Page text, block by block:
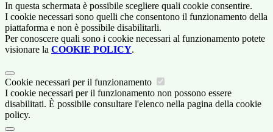
In questa schermata è possibile scegliere quali cookie consentire.
I cookie necessari sono quelli che consentono il funzionamento della
piattaforma e non è possibile disabilitarli.
Per conoscere quali sono i cookie necessari al funzionamento potete
visionare la COOKIE POLICY.
Cookie necessari per il funzionamento
I cookie necessari per il funzionamento non possono essere
disabilitati. È possibile consultare l'elenco nella pagina della cookie
policy.